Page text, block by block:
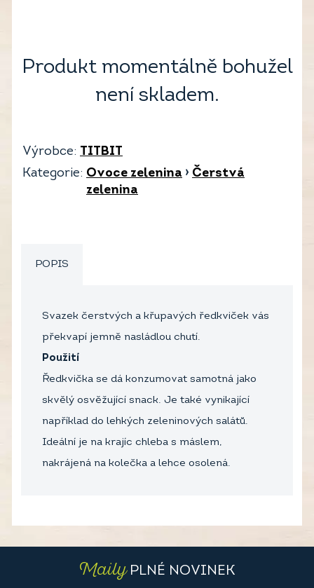
Produkt momentálně bohužel
není skladem.
Výrobce: TITBIT
Kategorie: Ovoce zelenina › Čerstvá
zelenina
POPIS
Svazek čerstvých a křupavých ředkviček vás
překvapí jemně nasládlou chutí.
Použití
Ředkvička se dá konzumovat samotná jako
skvělý osvěžující snack. Je také vynikající
například do lehkých zeleninových salátů.
Ideální je na krajíc chleba s máslem,
nakrájená na kolečka a lehce osolená.
MailyPLNÉ NOVINEK